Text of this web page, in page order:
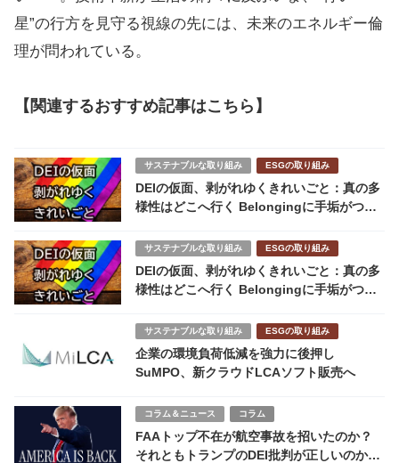
星”の行方を見守る視線の先には、未来のエネルギー倫
理が問われている。
【関連するおすすめ記事はこちら】
サステナブルな取り組み ESGの取り組み
DEIの仮面、剥がれゆくきれいごと：真の多
様性はどこへ行く Belongingに手垢がつく
サステナブルな取り組み ESGの取り組み
DEIの仮面、剥がれゆくきれいごと：真の多
様性はどこへ行く Belongingに手垢がつく
サステナブルな取り組み ESGの取り組み
企業の環境負荷低減を強力に後押し
SuMPO、新クラウドLCAソフト販売へ
コラム＆ニュース コラム
FAAトップ不在が航空事故を招いたのか？
それともトランプのDEI批判が正しいのか？